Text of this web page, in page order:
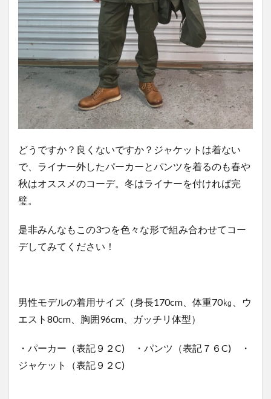
どうですか？良くないですか？ジャケットは着ない
で、ライナー外したパーカーとパンツを着るのも春や
秋はオススメのコーデ。冬はライナーを付ければ完
璧。
是非みんなもこの3つを色々な形で組み合わせてコー
デしてみてください！
男性モデルの着用サイズ（身長170cm、体重70㎏、ウ
エスト80cm、胸囲96cm、ガッチリ体型）
・パーカー（表記９２C) ・パンツ（表記７６C) ・
ジャケット（表記９２C)